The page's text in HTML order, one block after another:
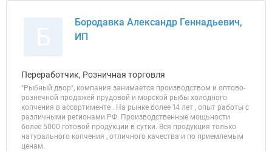
Бородавка Александр Геннадьевич,
ИП
Переработчик, Розничная торговля
"Рыбный двор", компания занимается производством и оптово-
рознечной продажей прудовой и морской рыбы холодного
копчения в ассортименте . На рынке более 14 лет , опыт работы с
различными регионами РФ. Производственные мощьности
более 5000 готовой продукции в сутки. Вся продукция только
натурального копчения , отличного качества и по приемлемым
ценам.